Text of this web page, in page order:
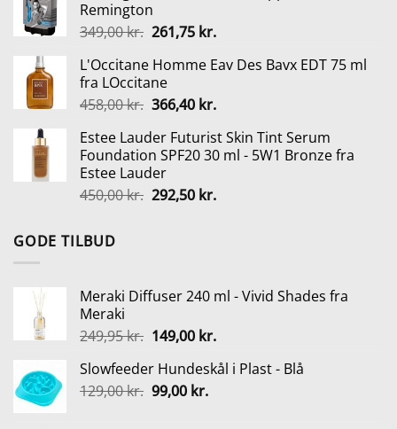
var:
529,00 kr..399,00 kr..
Remington
349,00kr. Den
pris
var:
349,00 kr..
261,75 kr.Den
pris
261,75 kr..
L'Occitane Homme Eav Des Bavx EDT 75 ml
fra LOccitane
458,00kr. Den
pris
var:
458,00 kr..
366,40 kr.Den
pris
er:
Estee Lauder Futurist Skin Tint Serum
Foundation SPF20 30 ml - 5W1 Bronze fra
Estee Lauder
450,00kr. Den
292,50 kr.Den
GODE TILBUD
Meraki Diffuser 240 ml - Vivid Shades fra
Meraki
249,95kr. Den
pris
var:
149,00 kr.Den
pris
Slowfeeder Hundeskål i Plast - Blå
129,00kr. Den
99,00 kr.Den